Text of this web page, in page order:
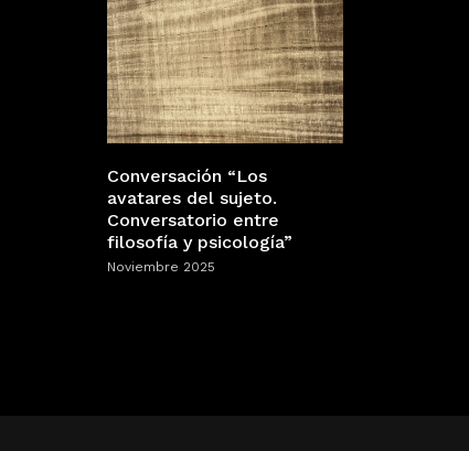
Conversación “Los
avatares del sujeto.
Conversatorio entre
filosofía y psicología”
Noviembre 2025